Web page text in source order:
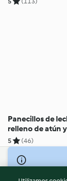
Panecillos de
relleno de atún
5 (46)
© Copyright 2026